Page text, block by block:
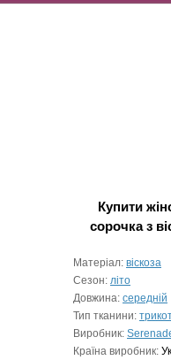
Купити
сорочка з
Матеріал: віскоза
Сезон: літо
Довжина: середній
Тип тканини:
Виробник:
Країна виробник: